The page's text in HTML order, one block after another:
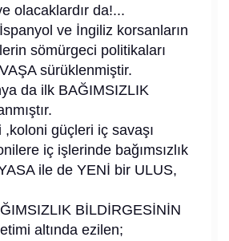
olacaklardır da!...
ve İngiliz korsanların
sömürgeci politikaları
sürüklenmiştir.
da ilk BAĞIMSIZLIK
güçleri iç savaşı
iç işlerinde bağımsızlık
ile de YENİ bir ULUS,
BİLDİRGESİNİN
altında ezilen;